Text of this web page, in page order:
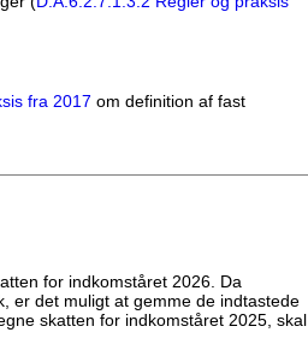
fra 2017 om definition af fast
for indkomståret 2026. Da
er det muligt at gemme de indtastede
skatten for indkomståret 2025, skal